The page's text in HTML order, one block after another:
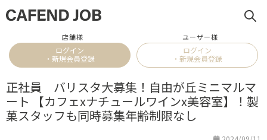
店舗様
ログイン
・新規会員登録
ユーザー様
ログイン
・新規会員登録
正社員 バリスタ大募集！自由が丘ミニマルマ
ート 【カフェxナチュールワインx美容室】！製
菓スタッフも同時募集年齢制限なし